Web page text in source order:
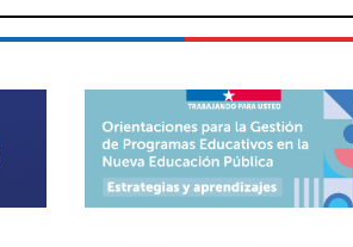
SLEP
por
la
DEP